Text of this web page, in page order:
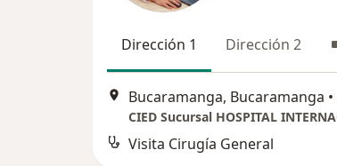
Dirección 1 Dirección 2
Bucaramanga, Bucaramanga •
Visita Cirugía General